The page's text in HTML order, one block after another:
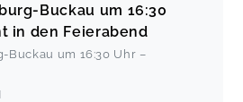
Buckau um 16:30
in den Feierabend
Buckau um 16:30 Uhr –